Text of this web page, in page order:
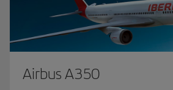
Airbus A350